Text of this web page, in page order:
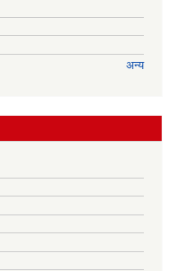
अन्य